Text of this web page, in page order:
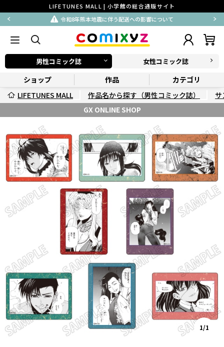
LIFETUNES MALL | 小学館の総合通販サイト
令和8年熊本地震に伴う配送への影響について
男性コミック誌 女性コミック誌
ショップ 作品
カテゴリ
LIFETUNES MALL
作品名から探す（男性コミック誌）
サ
GX ONLINE SHOP
1/1